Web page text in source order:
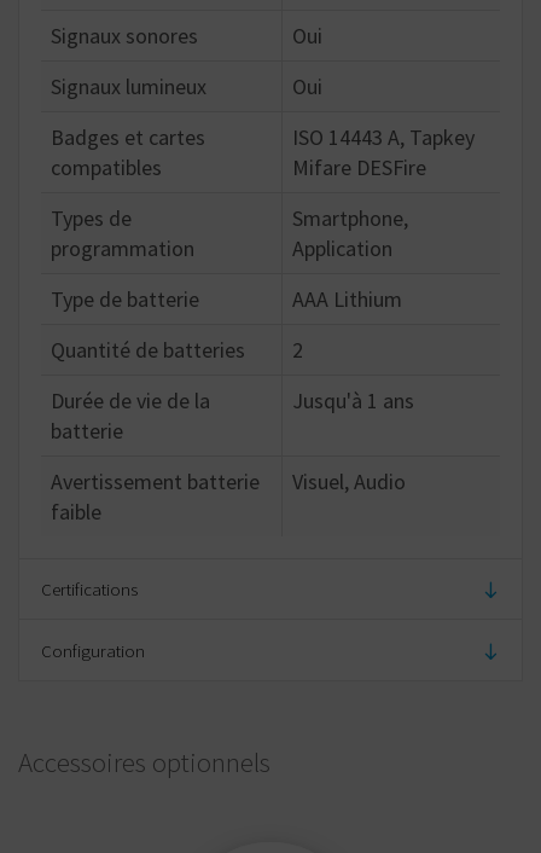
Signaux sonores
Oui
Signaux lumineux
Oui
Badges et cartes
compatibles
ISO 14443 A, Tapkey
Mifare DESFire
Types de
programmation
Smartphone,
Application
Type de batterie
AAA Lithium
Quantité de batteries
2
Durée de vie de la
batterie
Jusqu'à 1 ans
Avertissement batterie
faible
Visuel, Audio
Certifications
Protégé par un brevet
Classification IP
Configuration
Finition du bouton
Accessoires optionnels